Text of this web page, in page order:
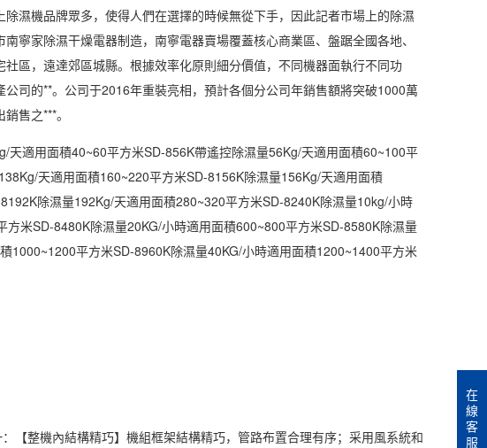
除濕機品牌眾多，使得人們在選擇的時候無從下手，因此記者市場上的除濕
寧家除濕干燥電器制造，南寧電器賣場覆蓋核心商業區、盤踞全國各地、
區，遠達郊區城縣。根據效率化原則細分價值，不同機器面執行不同功
司的**。公司于2016年重裝亮相，預計各個分公司年銷售額將突破1000萬
售之***。
適用面積40~60平方米SD-856K帶遙控除濕量56Kg/天適用面積60~100平
天適用面積160~220平方米SD-8156K除濕量156Kg/天適用面積
除濕量192Kg/天適用面積280~320平方米SD-8240K除濕量10kg/小時
米SD-8480K除濕量20KG/小時適用面積600~800平方米SD-8580K除濕量
1000~1200平方米SD-8960K除濕量40KG/小時適用面積1200~1400平方米
【整機內結構精巧】機組框架結構精巧，管路布置合理有序；采用風系統和
在
線
客
服